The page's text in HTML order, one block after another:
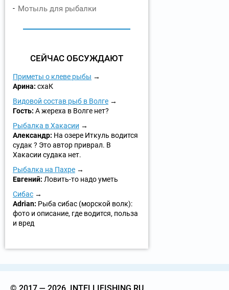
Мотыль для рыбалки
СЕЙЧАС ОБСУЖДАЮТ
Приметы о клеве рыбы
Арина: схаК
Видовой состав рыб в Волге
Гость: А жереха в Волге нет?
Рыбалка в Хакасии
Александр: На озере Иткуль водится
судак ? Это автор приврал. В
Хакасии судака нет.
Рыбалка на Пахре
Евгений: Ловить-то надо уметь
Сибас
Adrian: Рыба сибас (морской волк):
фото и описание, где водится, польза
и вред